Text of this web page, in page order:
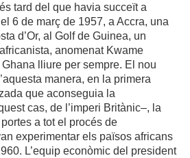
tard del que havia succeït a
6 de març de 1957, a Accra, una
d’Or, al Golf de Guinea, un
anomenat Kwame
lliure per sempre. El nou
manera, en la primera
que aconseguia la
cas, de l’imperi Britànic–, la
a tot el procés de
experimentar els països africans
L’equip econòmic del president